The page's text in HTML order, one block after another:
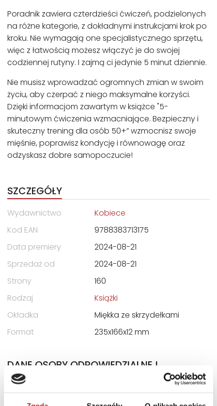
Poradnik zawiera czterdzieści ćwiczeń, podzielonych
na różne kategorie, z dokładnymi instrukcjami krok po
kroku. Nie wymagają one specjalistycznego sprzętu,
więc z łatwością możesz włączyć je do swojej
codziennej rutyny. I zajmą ci jedynie 5 minut dziennie.
Nie musisz wprowadzać ogromnych zmian w swoim
życiu, aby czerpać z niego maksymalne korzyści.
Dzięki informacjom zawartym w książce "5-
minutowym ćwiczenia wzmacniające. Bezpieczny i
skuteczny trening dla osób 50+” wzmocnisz swoje
mięśnie, poprawisz kondycję i równowagę oraz
odzyskasz dobre samopoczucie!
SZCZEGÓŁY
Wydawnictwo
Kobiece
Kod EAN
9788383713175
Data premiery
2024-08-21
Sprzedaż od
2024-08-21
Strony
160
Rodzaj
Książki
Okładka
Miękka ze skrzydełkami
Format
235x166x12 mm
DANE OSOBY ODPOWIEDZIALNEJ
Nazwa
WYDAWNICTWO KOBIECE